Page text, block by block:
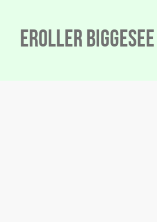
eRoller biggesee